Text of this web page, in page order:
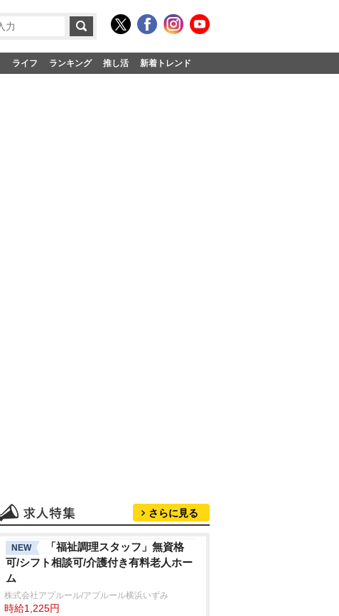
ライフ ランキング 推し活 新着トレンド
さらに見る
NEW
「福祉調理スタッフ」無資格
可/シフト相談可/介護付き有料老人ホー
ム
株式会社アプルール/アプルール横浜いずみ
時給1,225円